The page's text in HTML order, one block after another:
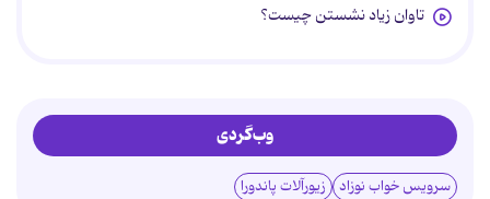
تاوان زیاد نشستن چیست؟
وب‌گردی
سرویس خواب نوزاد زیورآلات پاندورا